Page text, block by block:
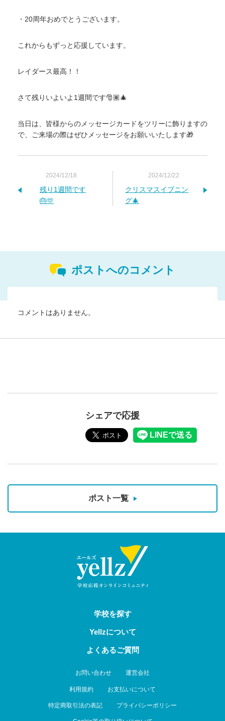
・20周年おめでとうございます。
これからもずっと応援しています。
レイダース最高！！
さて残りいよいよ1週間です🎅🏽🎄
当日は、皆様からのメッセージカードをツリーに飾りますの
で、ご来場の際はぜひメッセージをお願いいたします🎁
2024/12/18
残り1週間です
🎂🫶
2024/12/22
クリスマスイブニン
グ🎄
ポストへのコメント
コメントはありません。
シェアで応援
ポスト一覧
学校を探す
Yellzについて
よくあるご質問
お問い合わせ 運営会社
利用規約 お支払いについて
特定商取引法の表記 プライバシーポリシー